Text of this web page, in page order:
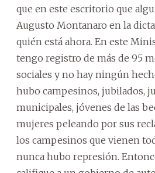
que en este escritorio que
Augusto Montanaro en la
quién está ahora. En este
tengo registro de más de 95
sociales y no hay ningún
hubo campesinos, jubilados,
municipales, jóvenes de las
mujeres peleando por sus
los campesinos que vienen
nunca hubo represión.